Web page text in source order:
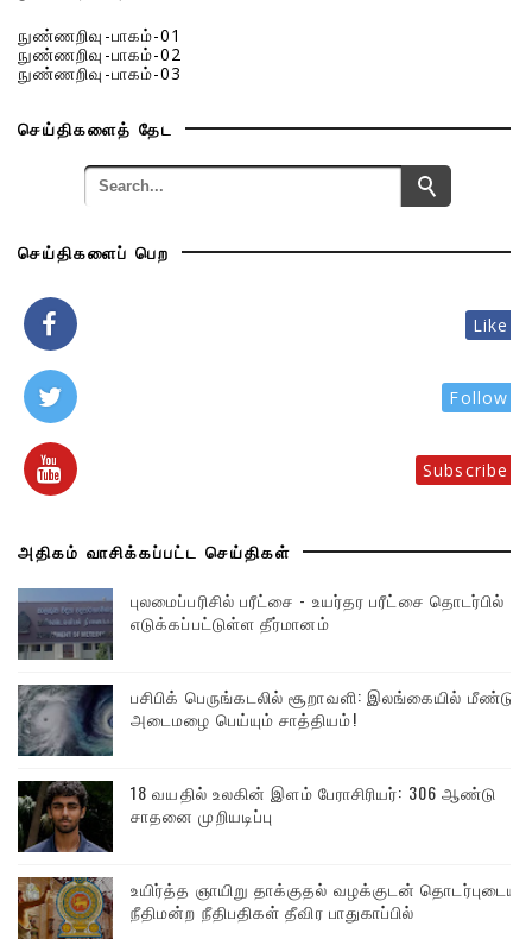
நுண்ணறிவு-பாகம்-01
நுண்ணறிவு-பாகம்-02
நுண்ணறிவு-பாகம்-03
செய்திகளைத் தேட
செய்திகளைப் பெற
Like
Follow
Subscribe
அதிகம் வாசிக்கப்பட்ட செய்திகள்
புலமைப்பரிசில் பரீட்சை - உயர்தர பரீட்சை தொடர்பில்
எடுக்கப்பட்டுள்ள தீர்மானம்
பசிபிக் பெருங்கடலில் சூறாவளி: இலங்கையில் மீண்டும்
அடைமழை பெய்யும் சாத்தியம்!
18 வயதில் உலகின் இளம் பேராசிரியர்: 306 ஆண்டு
சாதனை முறியடிப்பு
உயிர்த்த ஞாயிறு தாக்குதல் வழக்குடன் தொடர்புடைய
நீதிமன்ற நீதிபதிகள் தீவிர பாதுகாப்பில்